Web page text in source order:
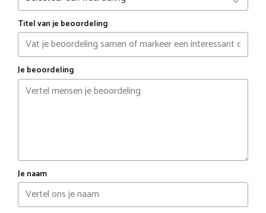
Titel van je beoordeling
Je beoordeling
Je naam